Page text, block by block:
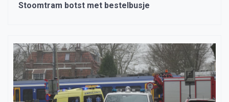
Stoomtram botst met bestelbusje